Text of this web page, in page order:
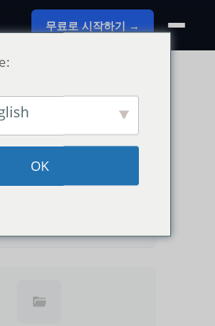
무료로 시작하기 →
보기
VjQj 플랫폼 매뉴얼
OK